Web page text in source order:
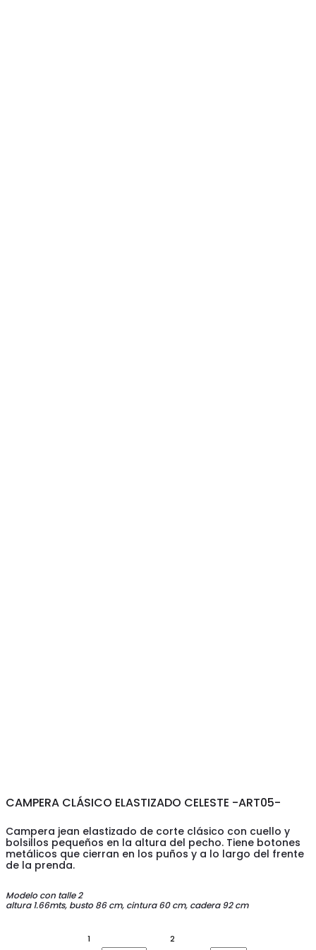
CAMPERA CLÁSICO ELASTIZADO CELESTE -ART05-
Campera jean elastizado de corte clásico con cuello y
bolsillos pequeños en la altura del pecho. Tiene botones
metálicos que cierran en los puños y a lo largo del frente
de la prenda.
Modelo con talle 2
altura 1.66mts, busto 86 cm, cintura 60 cm, cadera 92 cm
1 2